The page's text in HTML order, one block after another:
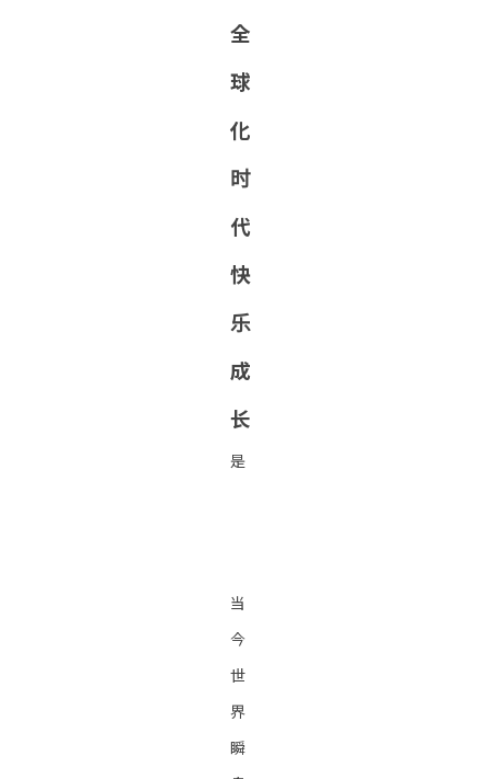
全
球
化
时
代
快
乐
成
长
是
当
今
世
界
瞬